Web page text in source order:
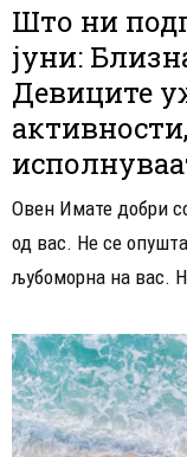
Што ни
јуни:
Девиците
Овен Имате добри
од вас. Не се
љубоморна на вас.